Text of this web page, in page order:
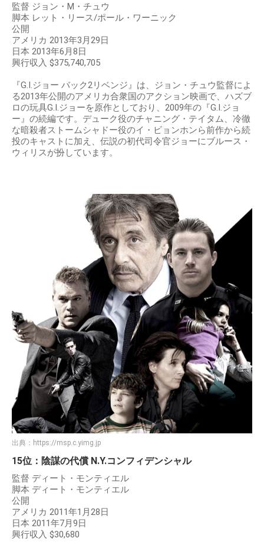
監督 ジョン・M・チュウ
脚本 レット・リース/ポール・ワーニック
公開
アメリカ 2013年3月29日
日本 2013年6月8日
興行収入 $375,740,705
『G.I.ジョー バック2リベンジ』は、ジョン・チュウ監督によ
る2013年公開のアメリカ合衆国のアクション映画で、ハズブ
ロの玩具G.I.ジョーを原作としており、2009年の『G.I.ジョ
ー』の続編です。デューク役のチャニング・テイタム、冷徹
な暗殺者ストームシャドー役のイ・ビョンホンら前作から続
投のキャストに加え、伝説の初代司令官ジョーにブルース・
ウィリスが扮しています。
出典： https://msp.c.yimg.jp
15位：陰謀の代償 N.Y.コンフィデンシャル
監督 ディート・モンティエル
脚本 ディート・モンティエル
公開
アメリカ 2011年1月28日
日本 2011年7月9日
興行収入 $30,680